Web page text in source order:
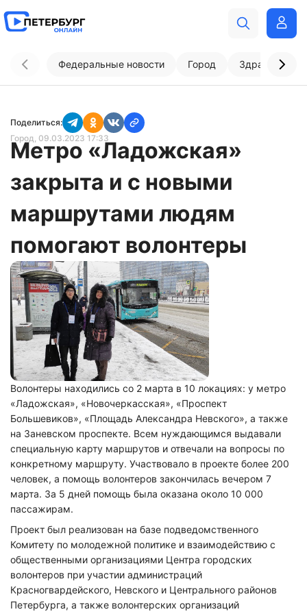
Федеральные новости Город
Поделиться:
Город, 09.03.2023 17:33
Метро «Ладожская»
закрыта и с новыми
маршрутами людям
помогают волонтеры
Волонтеры находились со 2 марта в 10 локациях: у метро
«Ладожская», «Новочеркасская», «Проспект
Большевиков», «Площадь Александра Невского», а также
на Заневском проспекте. Всем нуждающимся выдавали
специальную карту маршрутов и отвечали на вопросы по
конкретному маршруту. Участвовало в проекте более 200
человек, а помощь волонтеров закончилась вечером 7
марта. За 5 дней помощь была оказана около 10 000
пассажирам.
Проект был реализован на базе подведомственного
Комитету по молодежной политике и взаимодействию с
общественными организациями Центра городских
волонтеров при участии администраций
Красногвардейского, Невского и Центрального районов
Петербурга, а также волонтерских организаций